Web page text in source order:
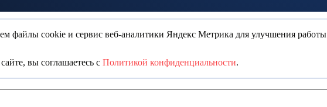
на все ваши вопросы
файлы cookie и сервис веб-аналитики Яндекс Метрика для улучшения работы
вы соглашаетесь с Политикой конфиденциальности.